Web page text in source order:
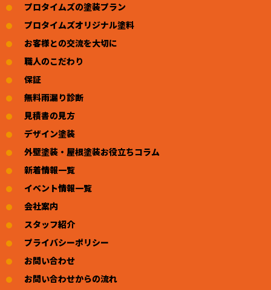
プロタイムズの塗装プラン
プロタイムズオリジナル塗料
お客様との交流を大切に
職人のこだわり
保証
無料雨漏り診断
見積書の見方
デザイン塗装
外壁塗装・屋根塗装お役立ちコラム
新着情報一覧
イベント情報一覧
会社案内
スタッフ紹介
プライバシーポリシー
お問い合わせ
お問い合わせからの流れ